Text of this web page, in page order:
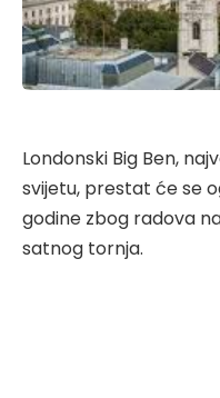
Londonski Big Ben,
svijetu, prestat će se
godine zbog radova
satnog tornja.